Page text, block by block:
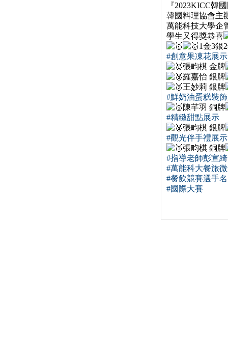
『2023KICC韓
韓國料理協會主
萬能科技大學企
學生又得獎恭喜
1金3銀
#創意果凍花展示
張畇棋 金牌
羅嘉怡 銀牌
王妙莉 銀牌
#鮮奶油蛋糕裝
陳芊羽 銅牌
#精緻甜點展示
張畇棋 銀牌
#觀光伴手禮展示
張畇棋 銅牌
#指導老師彭宣綺
#萬能科大餐旅
#餐飲競賽選手
#國際大賽